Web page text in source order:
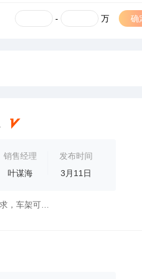
- 万 确
销售经理
叶谋海
发布时间
3月11日